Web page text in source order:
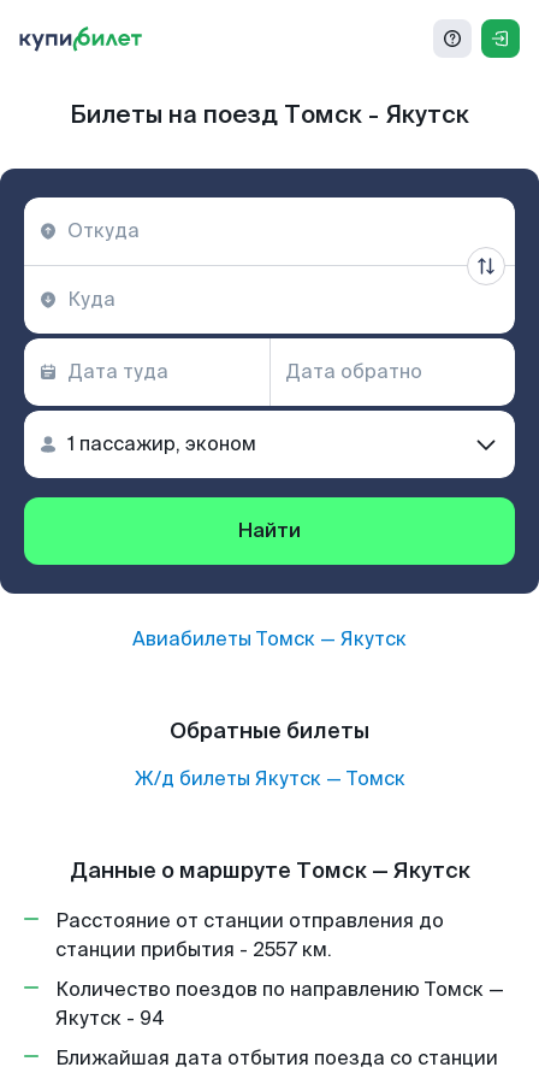
Билеты на поезд Томск - Якутск
Найти
Авиабилеты Томск — Якутск
Обратные билеты
Ж/д билеты Якутск— Томск
Данные о маршруте Томск — Якутск
Расстояние от станции отправления до
станции прибытия - 2557 км.
Количество поездов по направлению Томск —
Якутск - 94
Ближайшая дата отбытия поезда со станции